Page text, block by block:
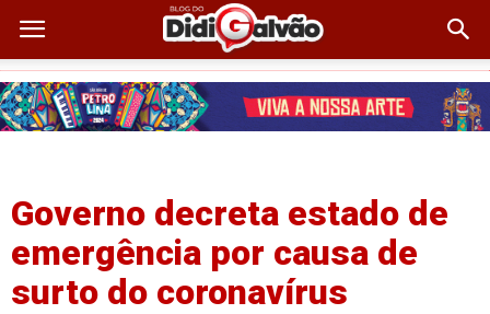
Governo decreta estado de
emergência por causa de
surto do coronavírus